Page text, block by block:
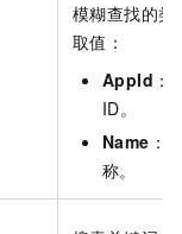
模糊查找的类
取值：
AppId ：
ID。
Name ：
称。